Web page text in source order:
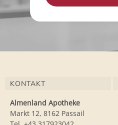
KONTAKT
Almenland Apotheke
Markt 12, 8162 Passail